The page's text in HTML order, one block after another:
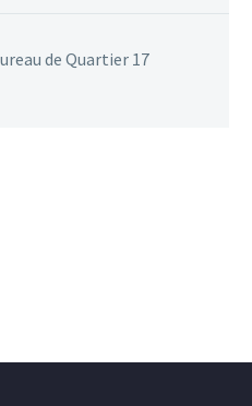
de Quartier 17